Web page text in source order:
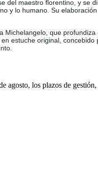
del maestro florentino, y
y lo humano. Su
Michelangelo, que
estuche original,
agosto, los plazos de